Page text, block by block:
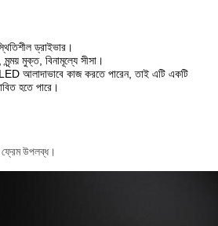
ড্রাইভার।
মুক্ত, বিনামূল্যে সীসা।
LED আলাদাভাবে কাজ করতে পারেন, তাই এটি একটি
হতে পারে।
ফ্রেম উপলব্ধ।